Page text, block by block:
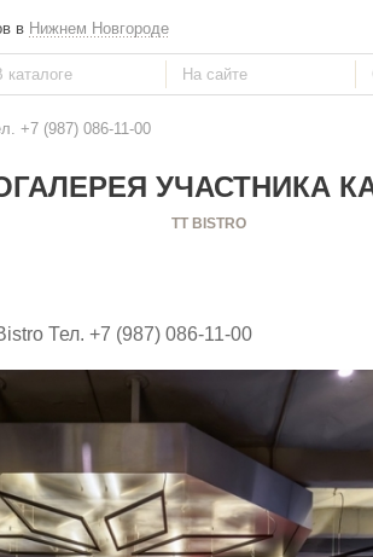
в Нижнем Новгороде
+7 (987) 086-11-00
УЧАСТНИКА
TT BISTRO
Тел. +7 (987) 086-11-00